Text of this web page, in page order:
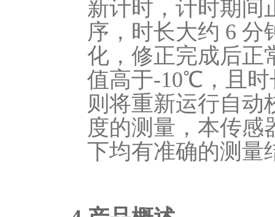
新计时，计时期间
序，时长大约 6 分
化，修正完成后正
值高于-10℃，且
则将重新运行自动
度的测量，本传感
下均有准确的测量